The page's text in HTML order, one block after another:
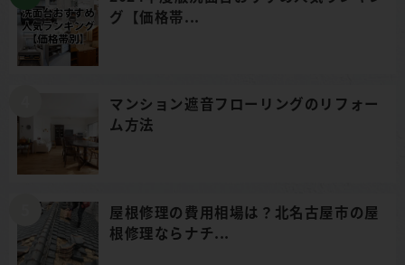
グ【価格帯...
マンション遮音フローリングのリフォー
ム方法
屋根修理の費用相場は？北名古屋市の屋
根修理ならナチ...